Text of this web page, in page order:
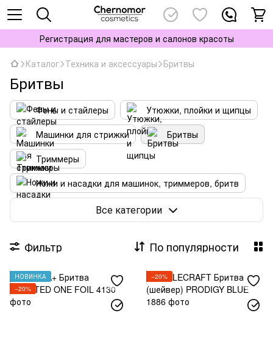
Регистрация для мастеров и салонов красоты
Каталог Техника и аксессуары Бритвы
Бритвы
Фены и стайлеры
Утюжки, плойки и щипцы
Машинки для стрижки
Бритвы
Триммеры
Ножи и насадки для машинок, триммеров, бритв
Тэрмобраши, расчески и щетки
Все категории
Фильтр По популярности
НОВИНКА
−20%
−20%